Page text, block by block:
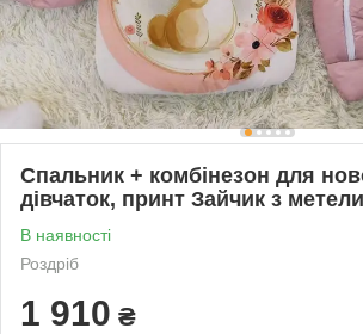
Спальник + комбінезон для
дівчаток, принт Зайчик з
В наявності
Роздріб
1 910 ₴